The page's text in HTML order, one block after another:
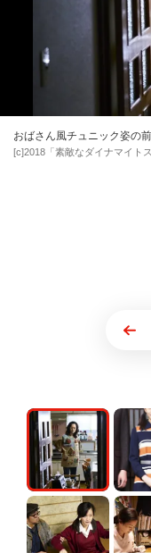
おばさん風チュニック姿の
[c]2018「素敵なダイナマイト